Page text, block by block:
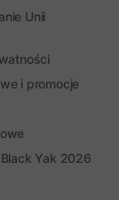
Unii
i promocje
Yak 2026